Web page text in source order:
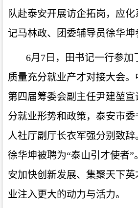
队赴泰安开展访企拓岗，应
记马林政、团委辅导员徐华坤
6月 7 日，田书记一行参加
质量充分就业产才对接大会
第四届筹委会副主任尹建堃
分就业形势和政策，泰安市
人社厅副厅长衣军强分别致辞
徐华坤被聘为“泰山引才使者
安加快创新发展、集聚天下英
业注入更大的动力与活力。